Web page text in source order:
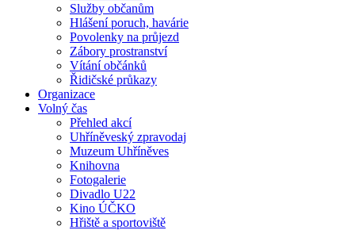
Služby občanům
Hlášení poruch, havárie
Povolenky na průjezd
Zábory prostranství
Vítání občánků
Řidičské průkazy
Organizace
Volný čas
Přehled akcí
Uhříněveský zpravodaj
Muzeum Uhříněves
Knihovna
Fotogalerie
Divadlo U22
Kino ÚČKO
Hřiště a sportoviště